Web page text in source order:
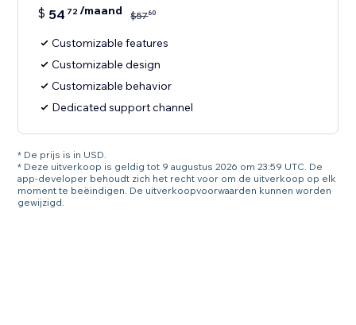
$ 54 72/maand $5760
Customizable features
Customizable design
Customizable behavior
Dedicated support channel
* De prijs is in USD.
* Deze uitverkoop is geldig tot 9 augustus 2026 om 23:59 UTC. De
app-developer behoudt zich het recht voor om de uitverkoop op elk
moment te beëindigen. De uitverkoopvoorwaarden kunnen worden
gewijzigd.